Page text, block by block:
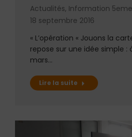
Actualités, Information 5eme
18 septembre 2016
« L’opération « Jouons la
repose sur une idée simple :
mars…
Lire la suite